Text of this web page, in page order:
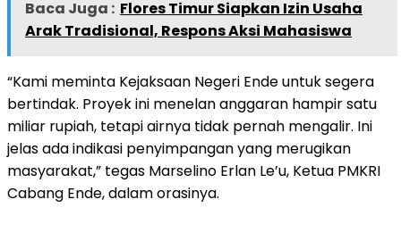
Baca Juga : Flores Timur Siapkan Izin Usaha
Arak Tradisional, Respons Aksi Mahasiswa
“Kami meminta Kejaksaan Negeri Ende untuk segera
bertindak. Proyek ini menelan anggaran hampir satu
miliar rupiah, tetapi airnya tidak pernah mengalir. Ini
jelas ada indikasi penyimpangan yang merugikan
masyarakat,” tegas Marselino Erlan Le’u, Ketua PMKRI
Cabang Ende, dalam orasinya.